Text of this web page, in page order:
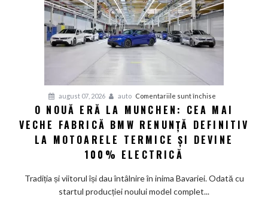
electric
până
2030
șapte
noi
august 07, 2026 auto Comentariile sunt închise
O
nouă
eră
Cea
O NOUĂ ERĂ LA MUNCHEN: CEA MAI
VECHE FABRICĂ BMW RENUNȚĂ DEFINITIV
LA MOTOARELE TERMICE ȘI DEVINE
100% ELECTRICĂ
Tradiția și viitorul își dau întâlnire în inima Bavariei. Odată cu
startul producției noului model complet...